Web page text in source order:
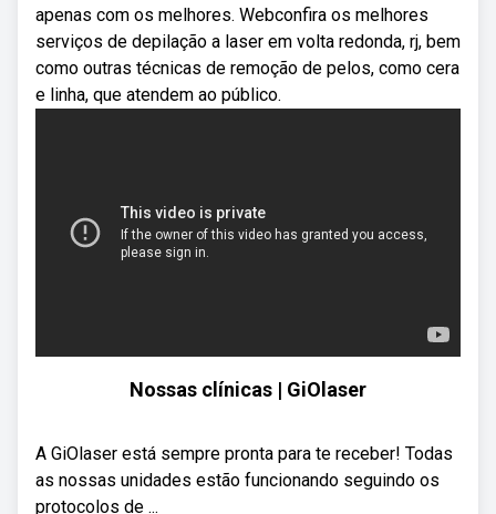
apenas com os melhores. Webconfira os melhores
serviços de depilação a laser em volta redonda, rj, bem
como outras técnicas de remoção de pelos, como cera
e linha, que atendem ao público.
Nossas clínicas | GiOlaser
A GiOlaser está sempre pronta para te receber! Todas
as nossas unidades estão funcionando seguindo os
protocolos de ...